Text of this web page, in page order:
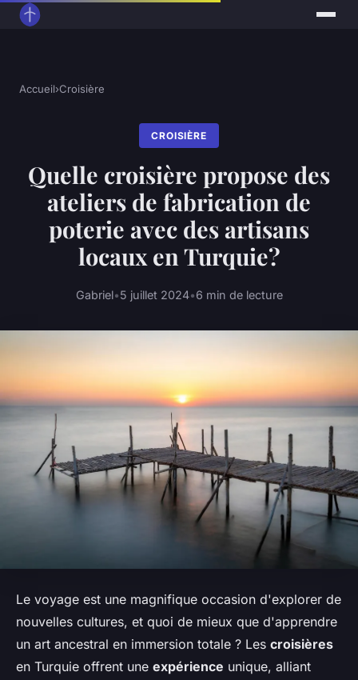
Accueil›Croisière
CROISIÈRE
Quelle croisière propose des
ateliers de fabrication de
poterie avec des artisans
locaux en Turquie?
Gabriel•5 juillet 2024•6 min de lecture
Le voyage est une magnifique occasion d'explorer de
nouvelles cultures, et quoi de mieux que d'apprendre
un art ancestral en immersion totale ? Les croisières
en Turquie offrent une expérience unique, alliant